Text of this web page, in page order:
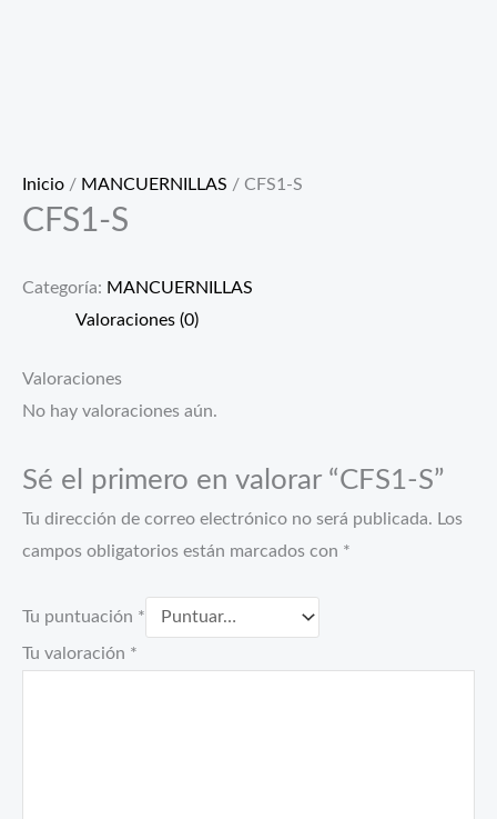
Inicio / MANCUERNILLAS / CFS1-S
CFS1-S
Categoría: MANCUERNILLAS
Valoraciones (0)
Valoraciones
No hay valoraciones aún.
Sé el primero en valorar “CFS1-S”
Tu dirección de correo electrónico no será publicada. Los
campos obligatorios están marcados con *
Tu puntuación *
Tu valoración *